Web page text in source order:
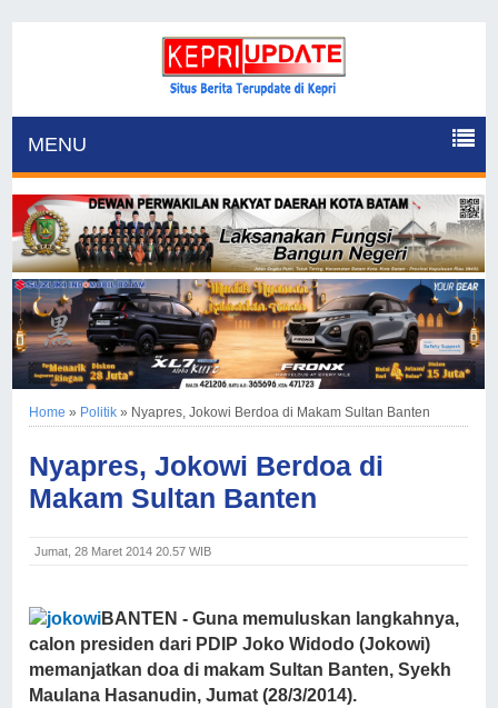
MENU
Home » Politik » Nyapres, Jokowi Berdoa di Makam Sultan Banten
Nyapres, Jokowi Berdoa di
Makam Sultan Banten
Jumat, 28 Maret 2014 20.57 WIB
BANTEN - Guna memuluskan langkahnya,
calon presiden dari PDIP Joko Widodo (Jokowi)
memanjatkan doa di makam Sultan Banten, Syekh
Maulana Hasanudin, Jumat (28/3/2014).